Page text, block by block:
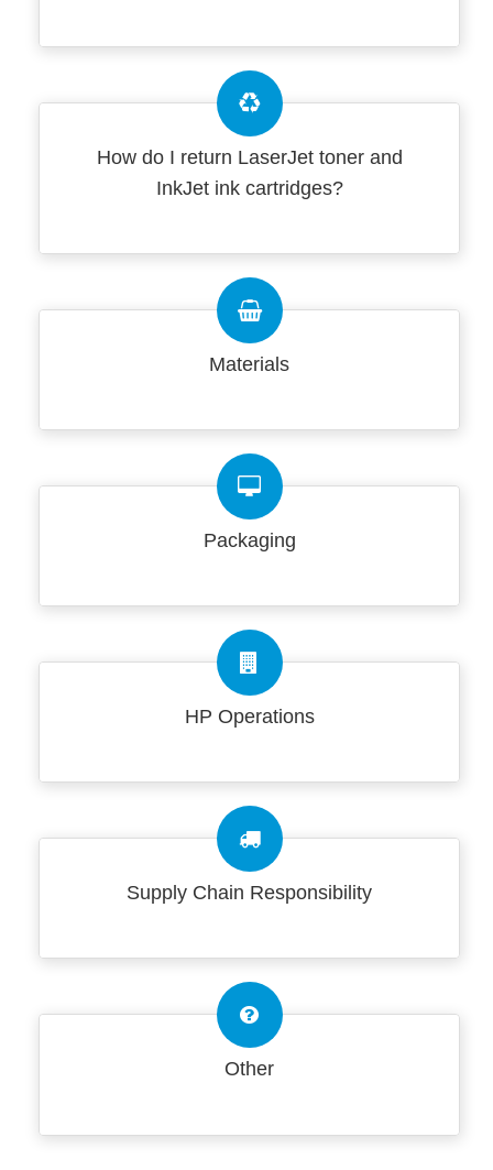
How do I return LaserJet toner and
InkJet ink cartridges?
Materials
Packaging
HP Operations
Supply Chain Responsibility
Other